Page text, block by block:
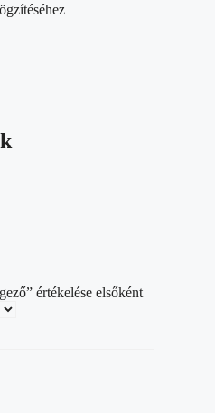
értékelése elsőként